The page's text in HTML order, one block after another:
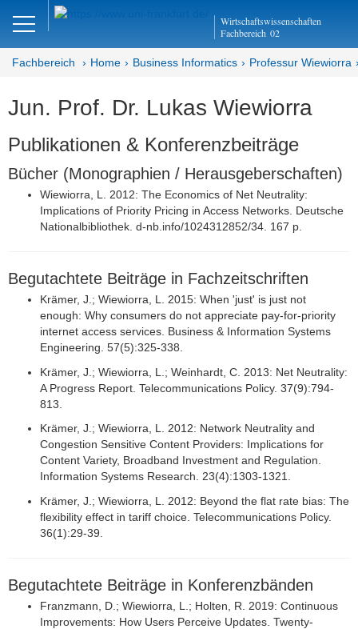
Wirtschaftswissenschaften
Fachbereich 02
DE Close
Business Informatics
Abteilung Wirtschaftsinformatik
Professur Wiewiorra
Lehre
Publikationen
Team
Fachbereich Home Business Informatics Professur Wiewiorra
Jun. Prof. Dr. Lukas Wiewiorra
Publikationen & Konferenzbeiträge
Bücher (Monographien / Herausgeberschaften)
Wiewiorra, L. 2012: The Economics of Net Neutrality:
Implications of Priority Pricing in Access Networks. Deutsche
Nationalbibliothek. d-nb.info/1024312852/34. 167 p.
Begutachtete Beiträge in Fachzeitschriften
Krämer, J.; Wiewiorra, L. 2015: When 'just' is just not
enough: Why consumers do not appreciate pay-for-priority
internet access services. Business & Information Systems
Engineering. 57(5):325-338.
Krämer, J.; Wiewiorra, L.; Weinhardt, C. 2013: Net Neutrality:
A Progress Report. Telecommunications Policy. 37(9):794-
813.
Krämer, J.; Wiewiorra, L. 2012: Network Neutrality and
Congestion Sensitive Content Providers: Implications for
Content Variety, Broadband Investment and Regulation.
Information Systems Research. 23(4):1303-1321.
Krämer, J.; Wiewiorra, L. 2012: Beyond the flat rate bias: The
flexibility effect in tariff choice. Telecommunications Policy.
36(1):29-39.
Begutachtete Beiträge in Konferenzbänden
Franzmann, D.; Wiewiorra, L.; Holten, R. 2019: Continuous
Improvements: How Users Perceive Updates. Twenty-